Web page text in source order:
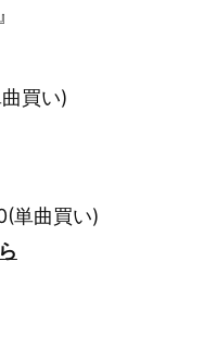
買い)
単曲買い)